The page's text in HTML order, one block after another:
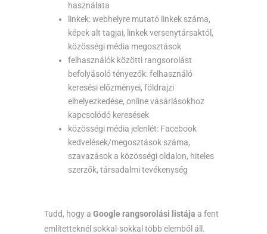
használata
linkek: webhelyre mutató linkek száma,
képek alt tagjai, linkek versenytársaktól,
közösségi média megosztások
felhasználók közötti rangsorolást
befolyásoló tényezők: felhasználó
keresési előzményei, földrajzi
elhelyezkedése, online vásárlásokhoz
kapcsolódó keresések
közösségi média jelenlét: Facebook
kedvelések/megosztások száma,
szavazások a közösségi oldalon, hiteles
szerzők, társadalmi tevékenység
Tudd, hogy a Google rangsorolási listája a fent
említetteknél sokkal-sokkal több elemből áll.